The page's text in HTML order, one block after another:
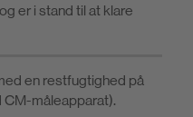
er i stand til at klare
en restfugtighed på
CM-måleapparat).